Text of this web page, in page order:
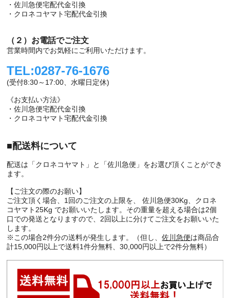
・佐川急便宅配代金引換
・クロネコヤマト宅配代金引換
（２）お電話でご注文
営業時間内でお気軽にご利用いただけます。
TEL:0287-76-1676
(受付8:30～17:00、水曜日定休)
《お支払い方法》
・佐川急便宅配代金引換
・クロネコヤマト宅配代金引換
■配送料について
配送は「クロネコヤマト」と「佐川急便」をお選び頂くことができ
ます。
【ご注文の際のお願い】
ご注文頂く場合、1回のご注文の上限を、 佐川急便30Kg、クロネ
コヤマト25Kg でお願いいたします。その重量を超える場合は2個
口での発送となりますので、2回以上に分けてご注文をお願いいた
します。
※この場合2件分の送料が発生します。（但し、佐川急便は商品合
計15,000円以上で送料1件分無料、30,000円以上で2件分無料）